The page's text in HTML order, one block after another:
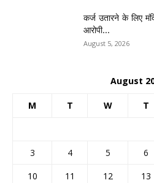
कर्ज उतारने के लिए
आरोपी...
August 5, 2026
August
M T W T
3
4 5 6
10
11 12 13